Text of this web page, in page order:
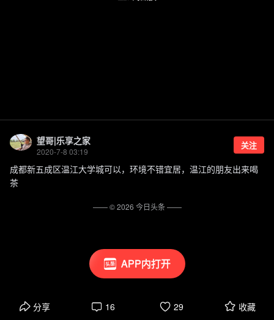
APP内打开
望哥|乐享之家
2020-7-8 03:19
关注
成都新五成区温江大学城可以，环境不错宜居，温江的朋友出来喝
茶
分享 16 29 收藏
—— ©2026 今日头条——